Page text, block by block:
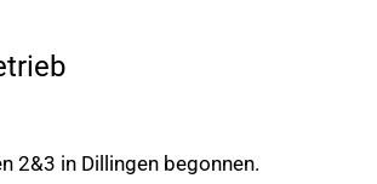
2&3 in Dillingen begonnen.